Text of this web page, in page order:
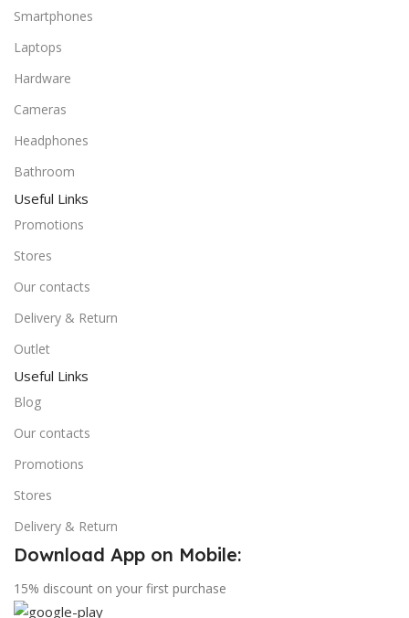
Smartphones
Laptops
Hardware
Cameras
Headphones
Bathroom
Useful Links
Promotions
Stores
Our contacts
Delivery & Return
Outlet
Useful Links
Blog
Our contacts
Promotions
Stores
Delivery & Return
Download App on Mobile:
15% discount on your first purchase